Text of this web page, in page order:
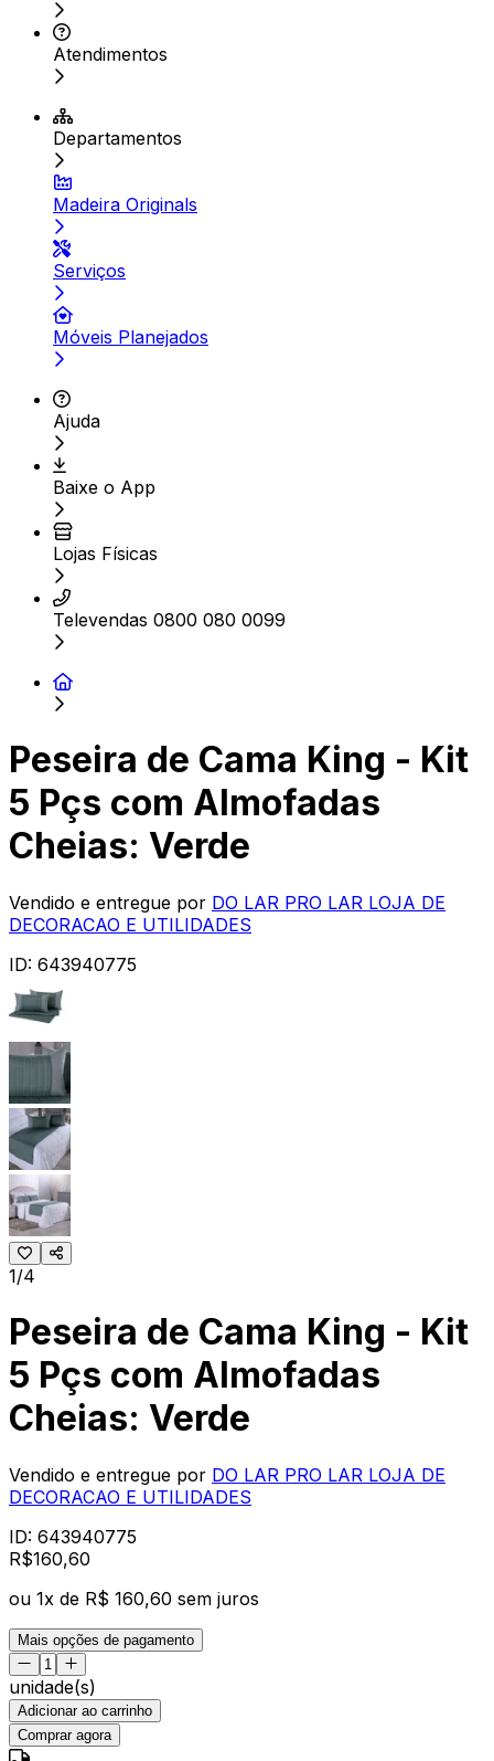
Atendimentos
Departamentos
Madeira Originals
Serviços
Móveis Planejados
Ajuda
Baixe o App
Lojas Físicas
Televendas 0800 080 0099
Peseira de Cama King - Kit
5 Pçs com Almofadas
Cheias: Verde
Vendido e entregue por DO LAR PRO LAR LOJA DE
DECORACAO E UTILIDADES
ID: 643940775
1/4
Peseira de Cama King - Kit
5 Pçs com Almofadas
Cheias: Verde
Vendido e entregue por DO LAR PRO LAR LOJA DE
DECORACAO E UTILIDADES
ID: 643940775
R$160,60
ou 1x de R$ 160,60 sem juros
Mais opções de pagamento
unidade(s)
Adicionar ao carrinho
Comprar agora